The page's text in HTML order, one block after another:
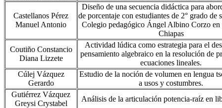
Castellanos Pérez
Manuel Antonio
Diseño de una secuencia didáctica para
de porcentaje con estudiantes de 2° grado de
Colegio pedagógico Ángel Albino Corzo en
Chiapas
Coutiño Constancio
Diana Lizzete
Actividad lúdica como estrategia para el
pensamiento algebraico en la resolución de
ecuaciones lineales.
Cúlej Vázquez
Gerardo
Estudio de la noción de volumen en lengua
a usos y costumbres.
Gutiérrez Vázquez
Greysi Crystabel
Análisis de la articulación potencia-raíz en